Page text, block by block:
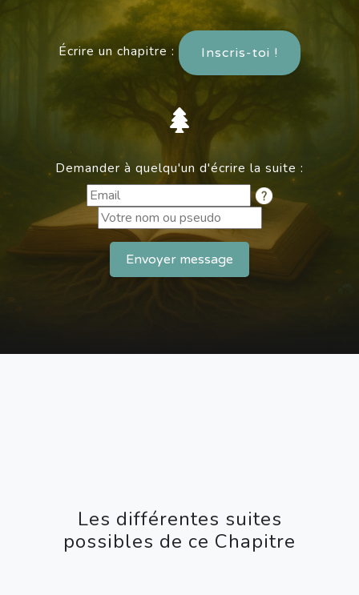
Écrire un chapitre : Inscris-toi !
Demander à quelqu'un d'écrire la suite :
Envoyer message
Les différentes suites
possibles de ce Chapitre